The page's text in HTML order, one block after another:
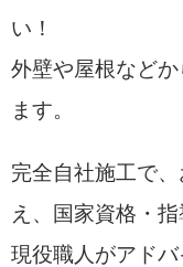
い！
外壁や屋根など
ます。
完全自社施工で
え、国家資格・ 指
現役職人がアドバ